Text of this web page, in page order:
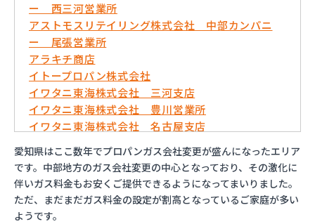
ー 西三河営業所
アストモスリテイリング株式会社 中部カンパニ
ー 尾張営業所
アラキチ商店
イトープロパン株式会社
イワタニ東海株式会社 三河支店
イワタニ東海株式会社 豊川営業所
イワタニ東海株式会社 名古屋支店
イワタニ東海株式会社 名古屋南営業所
およべプロパン
ガスショップイチカワ
ガステックサービス株式会社 安城営業所
ガステックサービス株式会社 西三河支店
愛知県はここ数年でプロパンガス会社変更が盛んになったエリア
です。中部地方のガス会社変更の中心となっており、その激化に
伴いガス料金もお安くご提供できるようになってまいりました。
ただ、まだまだガス料金の設定が割高となっているご家庭が多い
ようです。